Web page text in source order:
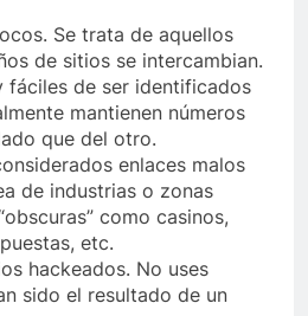
Se trata de aquellos
de sitios se intercambian.
fáciles de ser identificados
mantienen números
que del otro.
enlaces malos
de industrias o zonas
como casinos,
etc.
hackeados. No uses
sido el resultado de un